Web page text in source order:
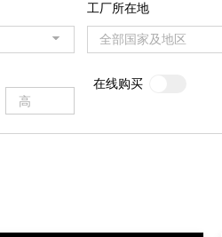
工厂所在地
全部国家及地区
在线购买